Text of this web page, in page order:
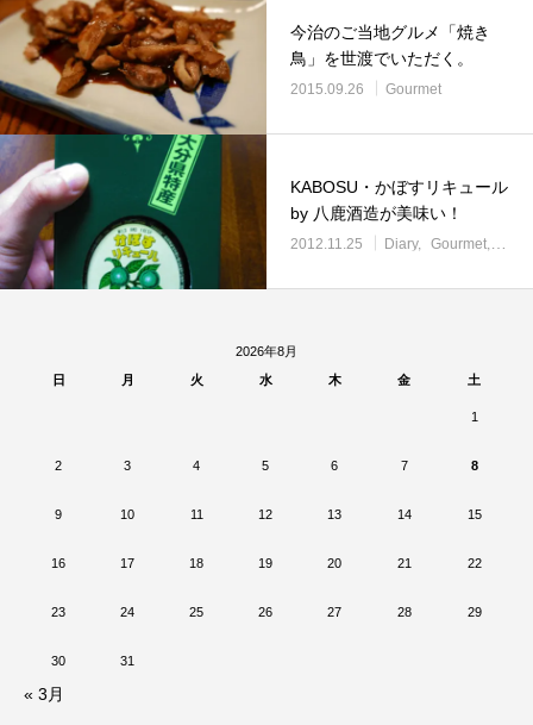
今治のご当地グルメ「焼き
鳥」を世渡でいただく。
2015.09.26 Gourmet
KABOSU・かぼすリキュール
by 八鹿酒造が美味い！
2012.11.25 Diary Gourmet
2026年8月
日
月 火 水 木 金 土
1
2 3 4 5 6 7 8
9 10 11 12 13 14 15
16 17 18 19 20 21 22
23 24 25 26 27 28 29
30 31
« 3月